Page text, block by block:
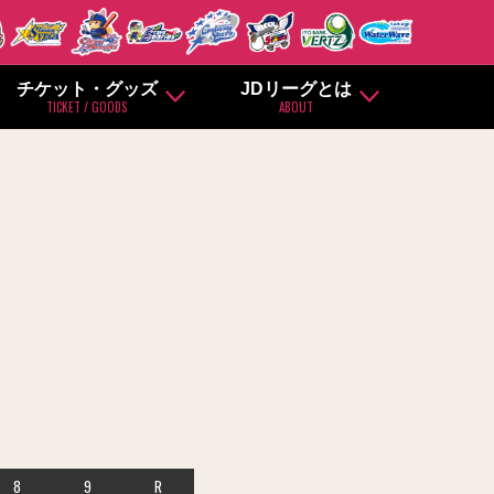
チケット・グッズ
TICKET / GOODS
JDリーグとは
ABOUT
8 9 R